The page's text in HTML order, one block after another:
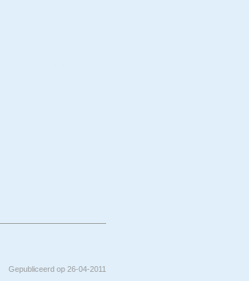
Gepubliceerd op 26-04-2011